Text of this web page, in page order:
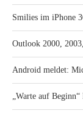
Smilies im iPhone
Outlook 2000,
Android meldet:
„Warte auf